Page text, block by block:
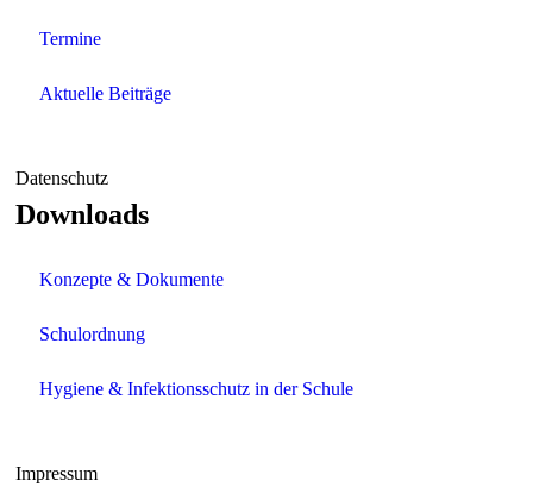
Termine
Aktuelle Beiträge
Datenschutz
Downloads
Konzepte & Dokumente
Schulordnung
Hygiene & Infektionsschutz in der Schule
Impressum